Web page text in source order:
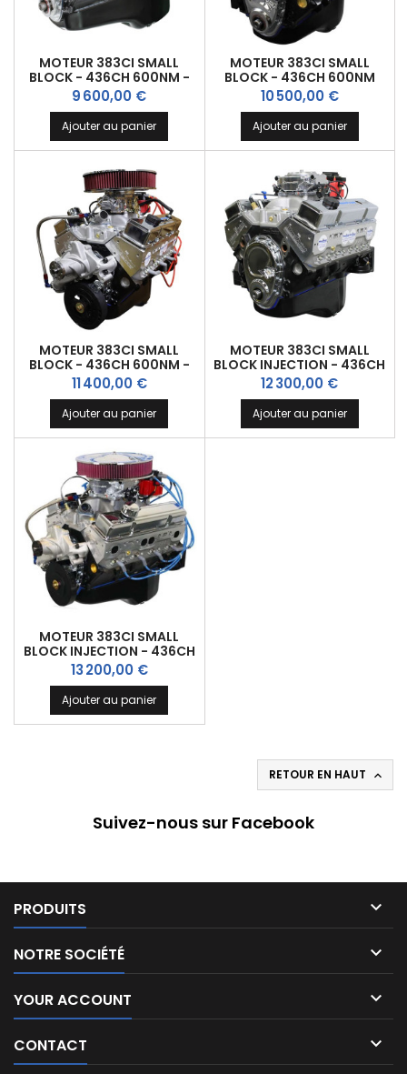
MOTEUR 383CI SMALL
BLOCK - 436CH 600NM -
PARTIEL
Prix
9 600,00 €
Ajouter au panier
MOTEUR 383CI SMALL
BLOCK - 436CH 600NM
Prix
10 500,00 €
Ajouter au panier
MOTEUR 383CI SMALL
BLOCK - 436CH 600NM -
COMPLET
Prix
11 400,00 €
Ajouter au panier
MOTEUR 383CI SMALL
BLOCK INJECTION - 436CH
600NM
Prix
12 300,00 €
Ajouter au panier
MOTEUR 383CI SMALL
BLOCK INJECTION - 436CH
600NM - COMPLET
Prix
13 200,00 €
Ajouter au panier
RETOUR EN HAUT 
Suivez-nous sur Facebook
PRODUITS 
NOTRE SOCIÉTÉ 
YOUR ACCOUNT 
CONTACT 